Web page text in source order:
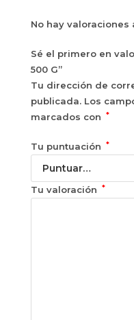
No hay valoraciones
Sé el primero en
500 G”
Tu dirección de
publicada. Los
marcados con
*
Tu puntuación *
Tu valoración *